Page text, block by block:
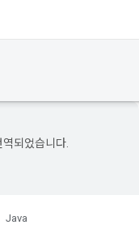
되었습니다.
Java